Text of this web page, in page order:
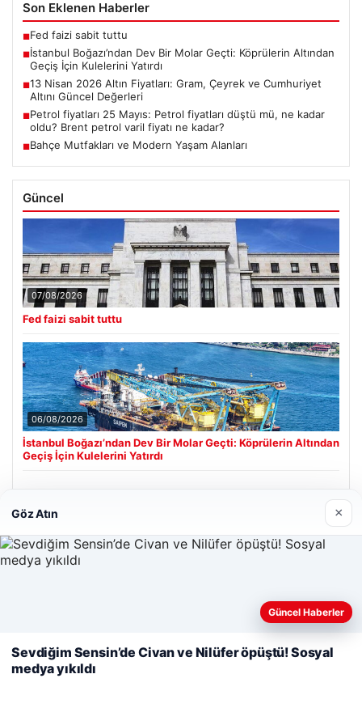
Son Eklenen Haberler
■Fed faizi sabit tuttu
■İstanbul Boğazı’ndan Dev Bir Molar Geçti: Köprülerin Altından
Geçiş İçin Kulelerini Yatırdı
■13 Nisan 2026 Altın Fiyatları: Gram, Çeyrek ve Cumhuriyet
Altını Güncel Değerleri
■Petrol fiyatları 25 Mayıs: Petrol fiyatları düştü mü, ne kadar
oldu? Brent petrol varil fiyatı ne kadar?
■Bahçe Mutfakları ve Modern Yaşam Alanları
Güncel
07/08/2026
Fed faizi sabit tuttu
06/08/2026
İstanbul Boğazı’ndan Dev Bir Molar Geçti: Köprülerin Altından
Geçiş İçin Kulelerini Yatırdı
Son Eklenen Firmalar
Hastaş Beton
Web sitemizi nasıl kullandığınızı daha iyi anlayabilmek,
kullanıyoruz. Çerez Politikamız
Reddet
Göz Atın ×
Güncel Haberler
Sevdiğim Sensin’de Civan ve Nilüfer öpüştü! Sosyal
medya yıkıldı